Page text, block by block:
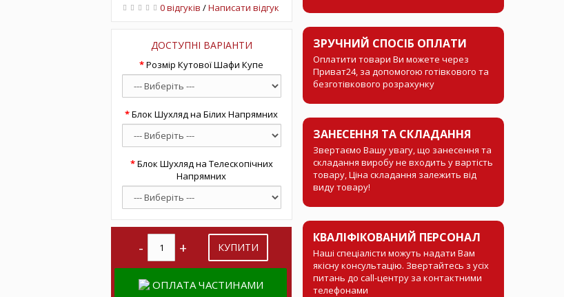
0 відгуків /Написати відгук
ДОСТУПНІ ВАРІАНТИ
Розмір Кутової Шафи Купе
Блок Шухляд на Білих Напрямних
Блок Шухляд на Телескопічних
Напрямних
КУПИТИ
ОПЛАТА ЧАСТИНАМИ
ЗРУЧНИЙ СПОСІБ ОПЛАТИ
Оплатити товари Ви можете через
Приват24, за допомогою готівкового та
безготівкового розрахунку
ЗАНЕСЕННЯ ТА СКЛАДАННЯ
Звертаємо Вашу увагу, що занесення та
складання виробу не входить у вартість
товару, Ціна складання залежить від
виду товару!
КВАЛІФІКОВАНИЙ ПЕРСОНАЛ
Наші спеціалісти можуть надати Вам
якісну консультацію. Звертайтесь з усіх
питань до call-центру за контактними
телефонами